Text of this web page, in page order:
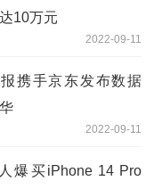
10万元
2022-09-11
携手京东发布数据
2022-09-11
爆买iPhone 14 Pro